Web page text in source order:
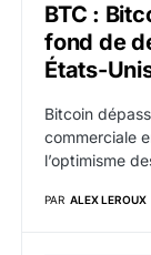
BTC :
fond de
États-
Bitcoin
commerciale
l’optimisme
PAR ALEX LEROUX